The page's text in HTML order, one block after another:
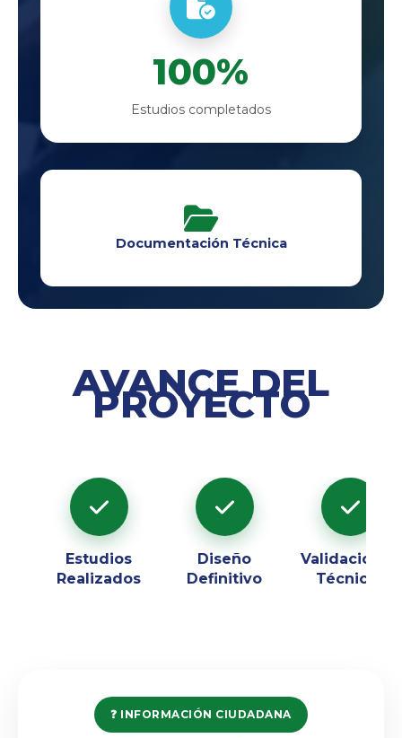
100%
Estudios completados
Documentación Técnica
AVANCE DEL
PROYECTO
Estudios
Realizados
Diseño
Definitivo
Validaciones
Técnicas
❓ INFORMACIÓN CIUDADANA